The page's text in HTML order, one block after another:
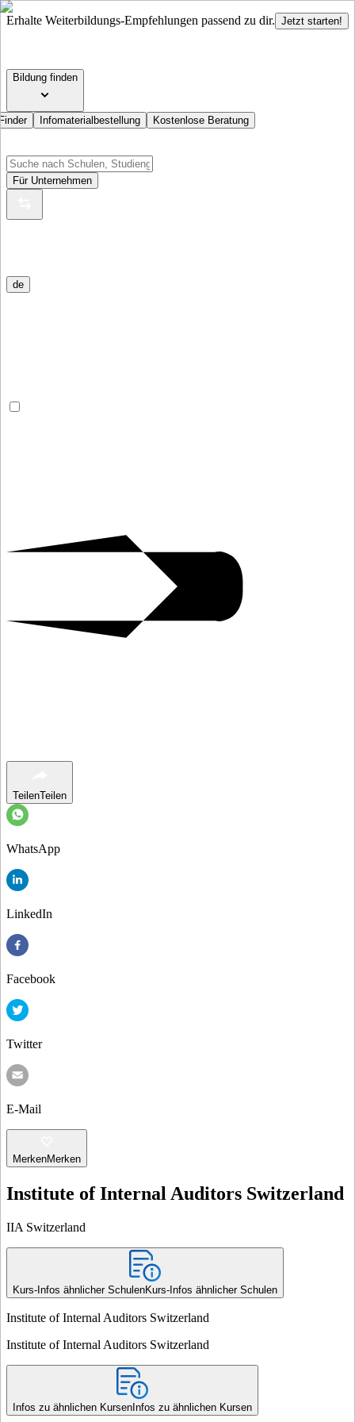
Erhalte Weiterbildungs-Empfehlungen passend zu dir. Jetzt starten!
Bildung finden
Infomaterialbestellung Kostenlose Beratung
Für Unternehmen
de
TeilenTeilen
WhatsApp
LinkedIn
Facebook
Twitter
E-Mail
MerkenMerken
Institute of Internal Auditors Switzerland
IIA Switzerland
Kurs-Infos ähnlicher SchulenKurs-Infos ähnlicher Schulen
Institute of Internal Auditors Switzerland
Institute of Internal Auditors Switzerland
Infos zu ähnlichen Kursen Infos zu ähnlichen Kursen